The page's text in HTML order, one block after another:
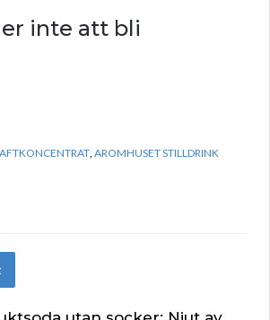
inte att bli
,AROMHUSET STILLDRINK